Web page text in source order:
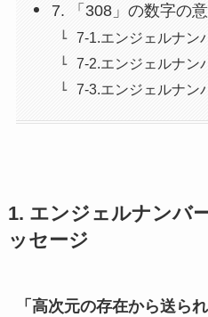
7. 「308」の数字の
7-1.エンジェルナン
7-2.エンジェルナン
7-3.エンジェルナン
1. エンジェルナンバ
ッセージ
「高次元の存在から送ら